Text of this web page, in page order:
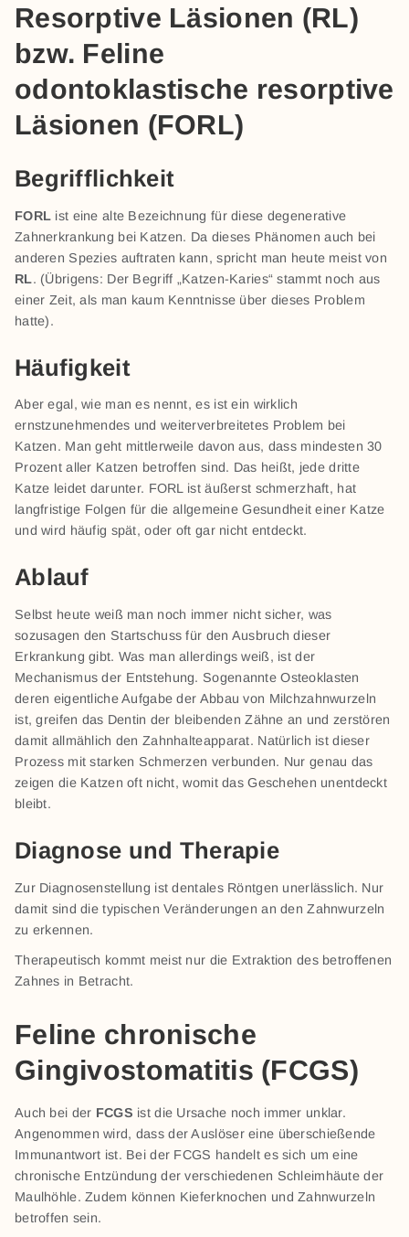
Resorptive Läsionen (RL)
bzw. Feline
odontoklastische resorptive
Läsionen (FORL)
Begrifflichkeit
FORL ist eine alte Bezeichnung für diese degenerative
Zahnerkrankung bei Katzen. Da dieses Phänomen auch bei
anderen Spezies auftraten kann, spricht man heute meist von
RL. (Übrigens: Der Begriff „Katzen-Karies“ stammt noch aus
einer Zeit, als man kaum Kenntnisse über dieses Problem
hatte).
Häufigkeit
Aber egal, wie man es nennt, es ist ein wirklich
ernstzunehmendes und weiterverbreitetes Problem bei
Katzen. Man geht mittlerweile davon aus, dass mindesten 30
Prozent aller Katzen betroffen sind. Das heißt, jede dritte
Katze leidet darunter. FORL ist äußerst schmerzhaft, hat
langfristige Folgen für die allgemeine Gesundheit einer Katze
und wird häufig spät, oder oft gar nicht entdeckt.
Ablauf
Selbst heute weiß man noch immer nicht sicher, was
sozusagen den Startschuss für den Ausbruch dieser
Erkrankung gibt. Was man allerdings weiß, ist der
Mechanismus der Entstehung. Sogenannte Osteoklasten
deren eigentliche Aufgabe der Abbau von Milchzahnwurzeln
ist, greifen das Dentin der bleibenden Zähne an und zerstören
damit allmählich den Zahnhalteapparat. Natürlich ist dieser
Prozess mit starken Schmerzen verbunden. Nur genau das
zeigen die Katzen oft nicht, womit das Geschehen unentdeckt
bleibt.
Diagnose und Therapie
Zur Diagnosenstellung ist dentales Röntgen unerlässlich. Nur
damit sind die typischen Veränderungen an den Zahnwurzeln
zu erkennen.
Therapeutisch kommt meist nur die Extraktion des betroffenen
Zahnes in Betracht.
Feline chronische
Gingivostomatitis (FCGS)
Auch bei der FCGS ist die Ursache noch immer unklar.
Angenommen wird, dass der Auslöser eine überschießende
Immunantwort ist. Bei der FCGS handelt es sich um eine
chronische Entzündung der verschiedenen Schleimhäute der
Maulhöhle. Zudem können Kieferknochen und Zahnwurzeln
betroffen sein.